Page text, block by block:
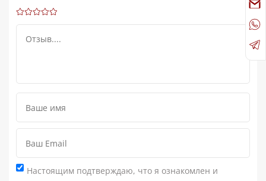
Настоящим подтверждаю, что я ознакомлен и